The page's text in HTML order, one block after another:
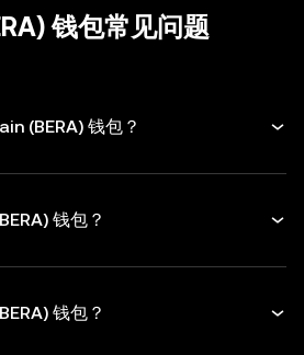
钱包常见问题
(BERA) 钱包？
钱包？
钱包？